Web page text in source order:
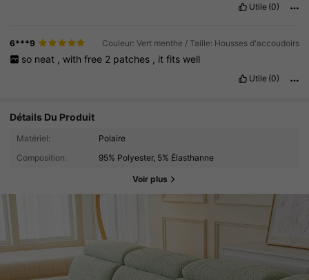
Utile (0)
6***9 Couleur: Vert menthe / Taille: Housses d'accoudoirs
so neat , with free 2 patches , it fits well
Utile (0)
Détails Du Produit
Matériel:
Polaire
Composition:
95% Polyester, 5% Élasthanne
Voir plus